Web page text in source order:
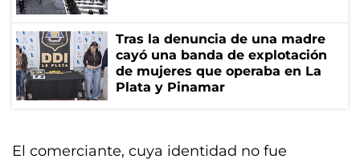
Tras la denuncia de una madre
cayó una banda de explotación
de mujeres que operaba en La
Plata y Pinamar
El comerciante, cuya identidad no fue